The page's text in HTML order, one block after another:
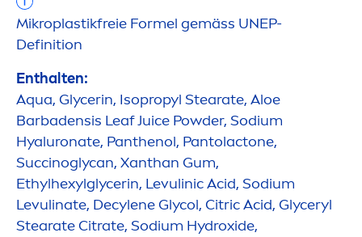
Mikroplastikfreie Formel gemäss UNEP-
Definition
Enthalten:
Aqua, Glycerin, Isopropyl Stearate, Aloe
Barbadensis Leaf Juice Powder, Sodium
Hyaluronate, Panthenol, Pantolactone,
Succinoglycan, Xanthan Gum,
Ethylhexylglycerin, Levulinic Acid, Sodium
Levulinate, Decylene Glycol, Citric Acid, Glyceryl
Stearate Citrate, Sodium Hydroxide,